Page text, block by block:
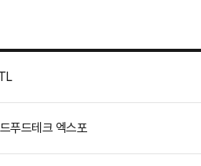
푸드테크 엑스포